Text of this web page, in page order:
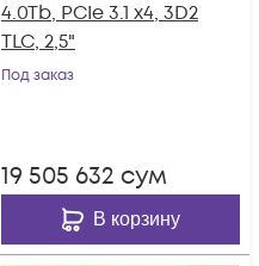
4.0Tb, PCIe 3.1 x4, 3D2
TLC, 2,5"
Под заказ
19 505 632 сум
В корзину